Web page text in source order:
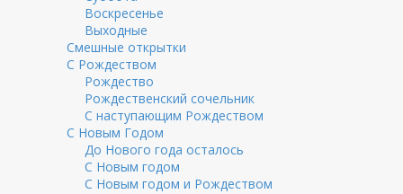
Воскресенье
Выходные
Смешные открытки
С Рождеством
Рождество
Рождественский сочельник
С наступающим Рождеством
С Новым Годом
До Нового года осталось
С Новым годом
С Новым годом и Рождеством